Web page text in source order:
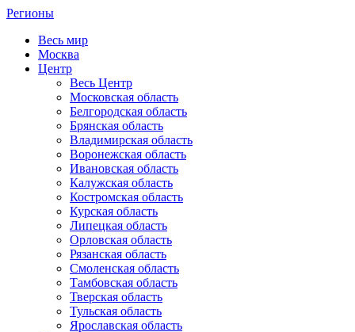
Регионы
Весь мир
Москва
Центр
Весь Центр
Московская область
Белгородская область
Брянская область
Владимирская область
Воронежская область
Ивановская область
Калужская область
Костромская область
Курская область
Липецкая область
Орловская область
Рязанская область
Смоленская область
Тамбовская область
Тверская область
Тульская область
Ярославская область